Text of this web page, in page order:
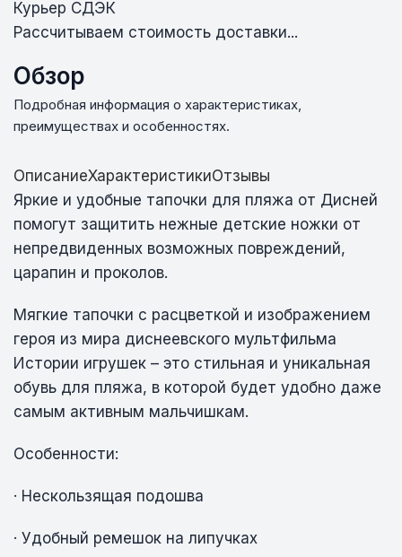
Курьер СДЭК
Рассчитываем стоимость доставки...
Обзор
Подробная информация о характеристиках,
преимуществах и особенностях.
ОписаниеХарактеристикиОтзывы
Яркие и удобные тапочки для пляжа от Дисней
помогут защитить нежные детские ножки от
непредвиденных возможных повреждений,
царапин и проколов.
Мягкие тапочки с расцветкой и изображением
героя из мира диснеевского мультфильма
Истории игрушек – это стильная и уникальная
обувь для пляжа, в которой будет удобно даже
самым активным мальчишкам.
Особенности:
· Нескользящая подошва
· Удобный ремешок на липучках